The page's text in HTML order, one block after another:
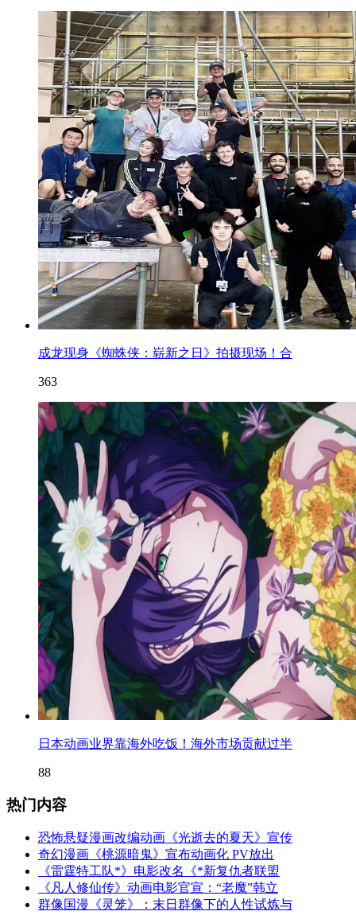
成龙现身《蜘蛛侠：崭新之日》拍摄现场！合
363
日本动画业界靠海外吃饭！海外市场贡献过半
88
热门内容
恐怖悬疑漫画改编动画《光逝去的夏天》宣传
奇幻漫画《桃源暗鬼》宣布动画化 PV放出
《雷霆特工队*》电影改名《*新复仇者联盟
《凡人修仙传》动画电影官宣：“老魔”韩立
群像国漫《灵笼》：末日群像下的人性试炼与